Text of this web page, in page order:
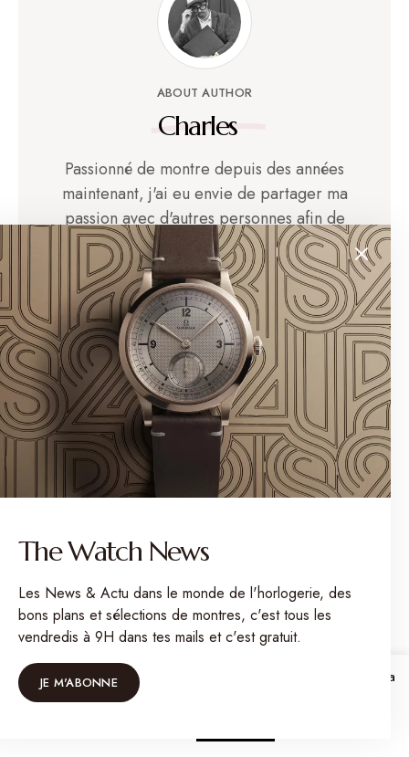
ABOUT AUTHOR
Charles
Passionné de montre depuis des années
maintenant, j'ai eu envie de partager ma
passion avec d'autres personnes afin de
continuer à faire vivre l'art de l'artisanat
horloger et afin de vous présenter des
marques de montres et maisons qui me
tiennent à coeur.
VIEW COMMENTS (0)
SEARCH
The Watch News
Les News & Actu dans le monde de l'horlogerie, des
bons plans et sélections de montres, c'est tous les
vendredis à 9H dans tes mails et c'est gratuit.
JE M'ABONNE
Sur Mon Petit Horloger, j'utilise des cookies pour vous garantir la
meilleure expérience possible. Ok pour vous ?